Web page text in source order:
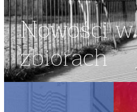
Nowości w
zbiorach